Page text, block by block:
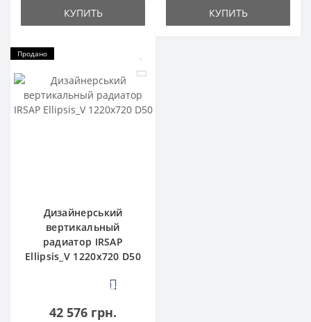
КУПИТЬ КУПИТЬ
Продано
Дизайнерський
вертикальный
радиатор IRSAP
Ellipsis_V 1220x720 D50
3
42 576 грн.